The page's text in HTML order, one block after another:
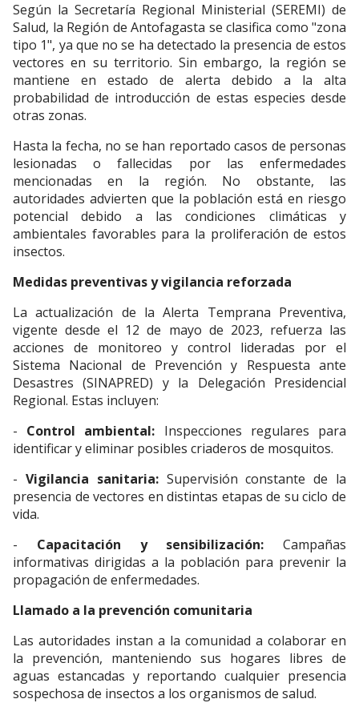
Según la Secretaría Regional Ministerial (SEREMI) de
Salud, la Región de Antofagasta se clasifica como "zona
tipo 1", ya que no se ha detectado la presencia de estos
vectores en su territorio. Sin embargo, la región se
mantiene en estado de alerta debido a la alta
probabilidad de introducción de estas especies desde
otras zonas.
Hasta la fecha, no se han reportado casos de personas
lesionadas o fallecidas por las enfermedades
mencionadas en la región. No obstante, las
autoridades advierten que la población está en riesgo
potencial debido a las condiciones climáticas y
ambientales favorables para la proliferación de estos
insectos.
Medidas preventivas y vigilancia reforzada
La actualización de la Alerta Temprana Preventiva,
vigente desde el 12 de mayo de 2023, refuerza las
acciones de monitoreo y control lideradas por el
Sistema Nacional de Prevención y Respuesta ante
Desastres (SINAPRED) y la Delegación Presidencial
Regional. Estas incluyen:
- Control ambiental: Inspecciones regulares para
identificar y eliminar posibles criaderos de mosquitos.
- Vigilancia sanitaria:Supervisión constante de la
presencia de vectores en distintas etapas de su ciclo de
vida.
- Capacitación y sensibilización: Campañas
informativas dirigidas a la población para prevenir la
propagación de enfermedades.
Llamado a la prevención comunitaria
Las autoridades instan a la comunidad a colaborar en
la prevención, manteniendo sus hogares libres de
aguas estancadas y reportando cualquier presencia
sospechosa de insectos a los organismos de salud.